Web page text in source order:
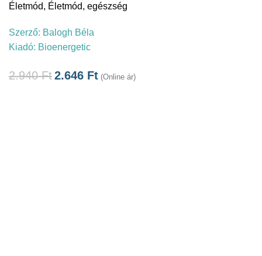
Életmód, Életmód, egészség
Szerző: Balogh Béla
Kiadó: Bioenergetic
2.940Ft2.646 Ft (Online ár)